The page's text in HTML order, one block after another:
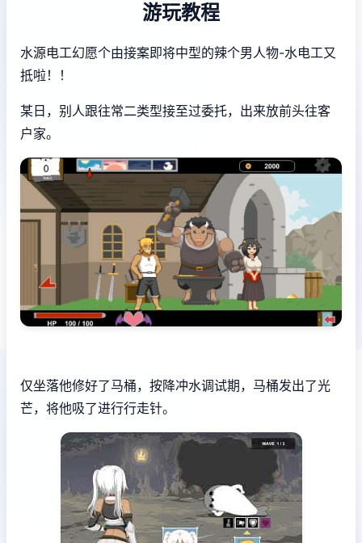
游玩教程
水源电工幻愿个由接案即将中型的辣个男人物-水电工又
抵啦！！
某日，别人跟往常二类型接至过委托，出来放前头往客
户家。
仅坐落他修好了马桶，按降冲水调试期，马桶发出了光
芒，将他吸了进行行走针。